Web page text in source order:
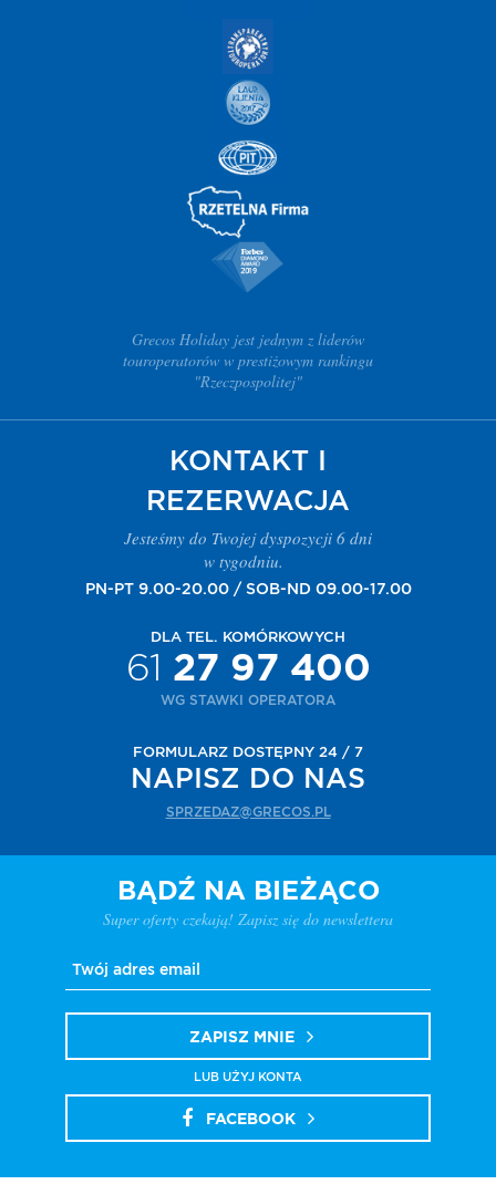
Grecos Holiday jest jednym z liderów
touroperatorów w prestiżowym rankingu
"Rzeczpospolitej"
KONTAKT I
REZERWACJA
Jesteśmy do Twojej dyspozycji 6 dni
w tygodniu.
PN-PT 9.00-20.00 / SOB-ND 09.00-17.00
DLA TEL. KOMÓRKOWYCH
61 27 97 400
WG STAWKI OPERATORA
FORMULARZ DOSTĘPNY 24 / 7
NAPISZ DO NAS
SPRZEDAZ@GRECOS.PL
BĄDŹ NA BIEŻĄCO
Super oferty czekają! Zapisz się do newslettera
ZAPISZ MNIE
LUB UŻYJ KONTA
FACEBOOK